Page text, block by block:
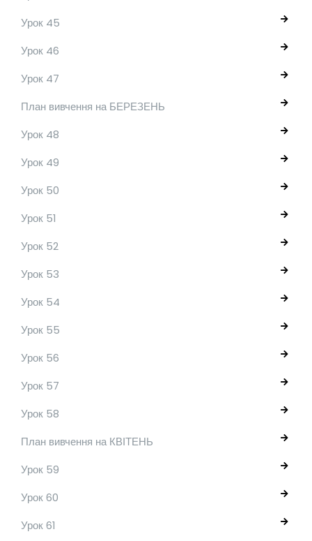
Урок 45
Урок 46
Урок 47
План вивчення на БЕРЕЗЕНЬ
Урок 48
Урок 49
Урок 50
Урок 51
Урок 52
Урок 53
Урок 54
Урок 55
Урок 56
Урок 57
Урок 58
План вивчення на КВІТЕНЬ
Урок 59
Урок 60
Урок 61